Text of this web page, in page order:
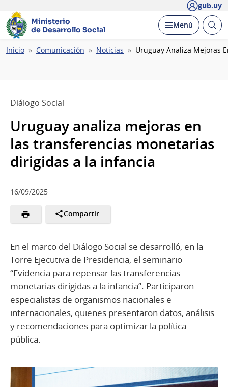
gub.uy
Ministerio
de Desarrollo Social
Desplegar
Menú Abrir
Ruta
Inicio Comunicación Noticias Uruguay Analiza Mejoras
Diálogo Social
Uruguay analiza mejoras en
las transferencias monetarias
dirigidas a la infancia
16/09/2025
Compartir
En el marco del Diálogo Social se desarrolló, en la
Torre Ejecutiva de Presidencia, el seminario
“Evidencia para repensar las transferencias
monetarias dirigidas a la infancia”. Participaron
especialistas de organismos nacionales e
internacionales, quienes presentaron datos, análisis
y recomendaciones para optimizar la política
pública.